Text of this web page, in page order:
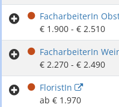
FacharbeiterIn
€ 1.900 - € 2.510
FacharbeiterIn
€ 2.270 - € 2.490
FloristIn
ab € 1.970